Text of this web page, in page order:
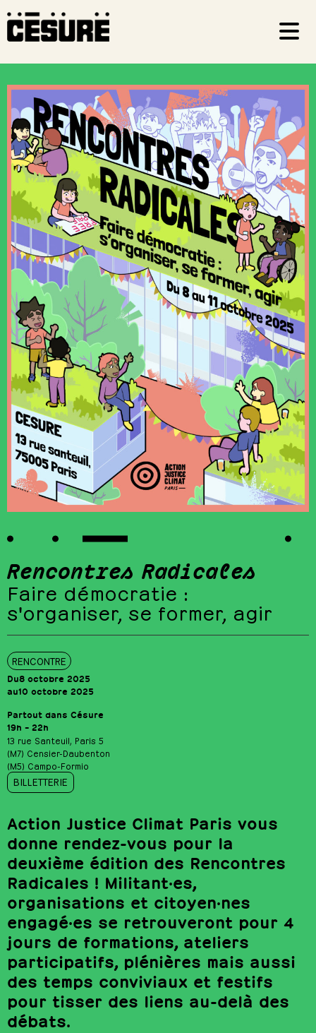
Rencontres Radicales
Faire démocratie :
s'organiser, se former, agir
RENCONTRE
Du8 octobre 2025
au10 octobre 2025
Partout dans Césure
19h – 22h
13 rue Santeuil, Paris 5
(M7) Censier-Daubenton
(M5) Campo-Formio
BILLETTERIE
Action Justice Climat Paris vous
donne rendez-vous pour la
deuxième édition des Rencontres
Radicales ! Militant·es,
organisations et citoyen·nes
engagé·es se retrouveront pour 4
jours de formations, ateliers
participatifs, plénières mais aussi
des temps conviviaux et festifs
pour tisser des liens au-delà des
débats.